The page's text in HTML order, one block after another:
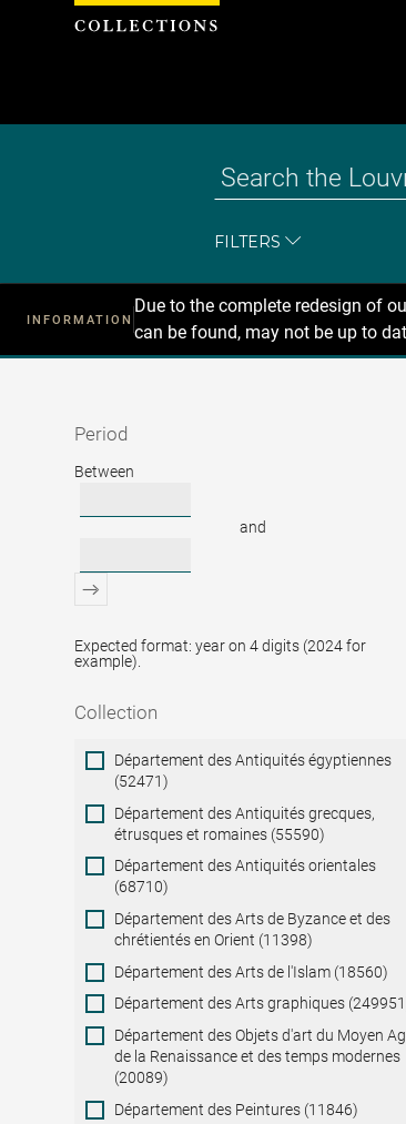
FILTERS
INFORMATION
Due to the complete redesign of
can be found, may not be up to
Recherche
Period
Period
Between
and
Expected format: year on 4 digits (2024 for
example).
Collection
Collection
Département des Antiquités égyptiennes
(52471)
Département des Antiquités grecques,
étrusques et romaines (55590)
Département des Antiquités orientales
(68710)
Département des Arts de Byzance et des
chrétientés en Orient (11398)
Département des Arts de l'Islam (18560)
Département des Arts graphiques
Département des Objets d'art du Moyen
de la Renaissance et des temps modernes
(20089)
Département des Peintures (11846)
Cookies management panel